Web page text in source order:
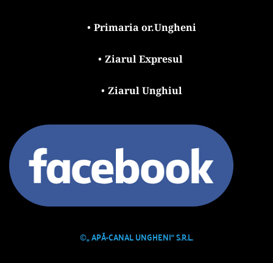
Primaria or.Ungheni
Ziarul Expresul
Ziarul Unghiul
©„ APĂ-CANAL UNGHENI“ S.R.L.